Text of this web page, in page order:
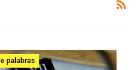
palabras